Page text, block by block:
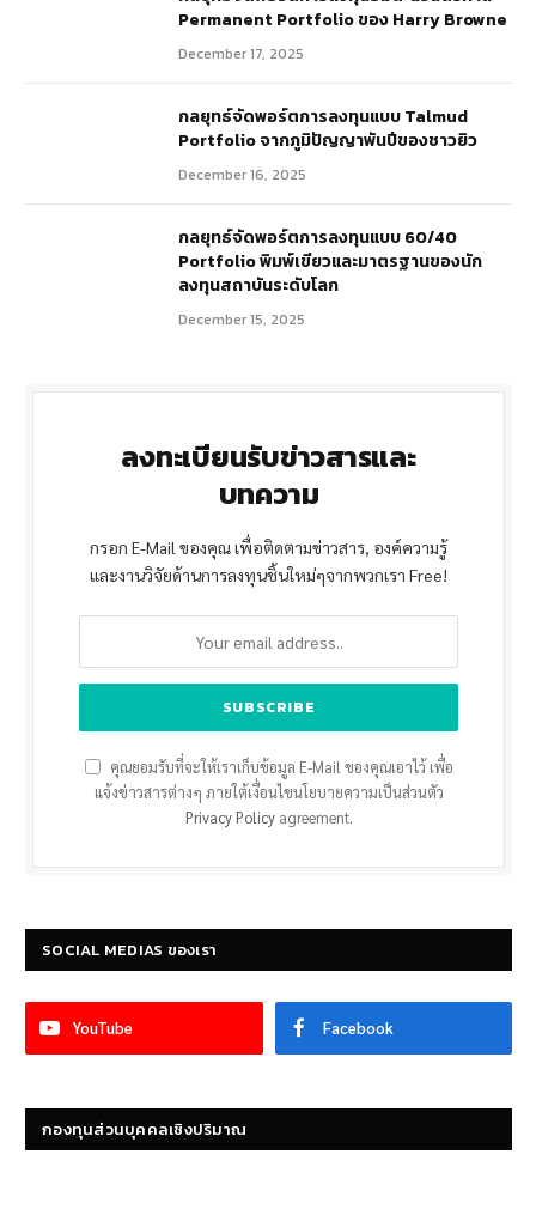
Permanent Portfolio ของ Harry Browne
December 17, 2025
กลยุทธ์จัดพอร์ตการลงทุนแบบ Talmud
Portfolio จากภูมิปัญญาพันปีของชาวยิว
December 16, 2025
กลยุทธ์จัดพอร์ตการลงทุนแบบ 60/40
Portfolio พิมพ์เขียวและมาตรฐานของนัก
ลงทุนสถาบันระดับโลก
December 15, 2025
ลงทะเบียนรับข่าวสารและ
บทความ
กรอก E-Mail ของคุณ เพื่อติดตามข่าวสาร, องค์ความรู้
และงานวิจัยด้านการลงทุนชิ้นใหม่ๆจากพวกเรา Free!
คุณยอมรับที่จะให้เราเก็บข้อมูล E-Mail ของคุณเอาไว้ เพื่อ
แจ้งข่าวสารต่างๆ ภายใต้เงื่อนไขนโยบายความเป็นส่วนตัว
Privacy Policyagreement.
SOCIAL MEDIAS ของเรา
YouTube Facebook
กองทุนส่วนบุคคลเชิงปริมาณ